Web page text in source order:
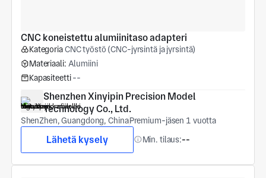
CNC koneistettu alumiinitaso adapteri
KategoriaCNC työstö (CNC-jyrsintä ja jyrsintä)
Materiaali: Alumiini
Kapasiteetti --
Shenzhen Xinyipin Precision Model
Technology Co., Ltd.
ShenZhen, Guangdong, ChinaPremium-jäsen 1 vuotta
Lähetä kysely Min. tilaus:--